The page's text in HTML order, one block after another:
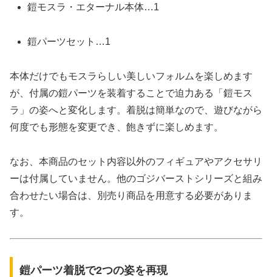
鎧モスラ・エターナル本体…1
鎧パーツセット…1
本体だけでもモスラらしい美しいフォルムを楽しめます
が、付属の鎧パーツを装着することで迫力ある「鎧モス
ラ」の姿へと変化します。着脱は簡単なので、遊びながら
何度でも形態を変更でき、飽きずに楽しめます。
なお、本商品のセット内容以外のフィギュアやアクセサリ
ーは付属していません。他のゴジバーストシリーズと組み
合わせたい場合は、別売り商品を用意する必要がありま
す。
鎧パーツ着脱で2つの姿を再現